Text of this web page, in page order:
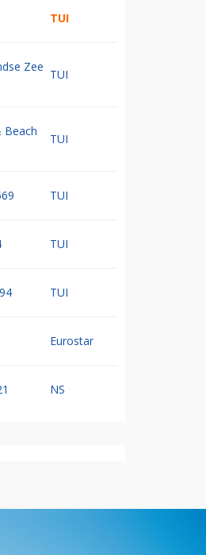
TUI
Zee
TUI
Beach
TUI
TUI
TUI
TUI
Eurostar
NS